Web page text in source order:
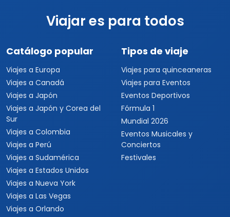
Viajar es para todos
Catálogo popular
Viajes a Europa
Viajes a Canadá
Viajes a Japón
Viajes a Japón y Corea del
Sur
Viajes a Colombia
Tipos de viaje
Viajes para quinceaneras
Viajes para Eventos